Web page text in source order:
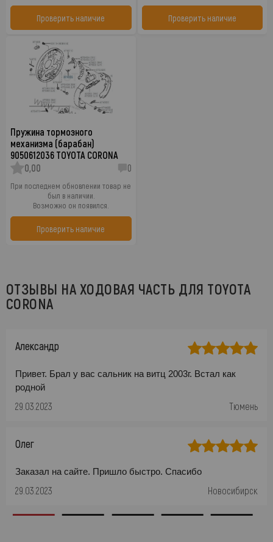
Проверить наличие Проверить наличие
Пружина тормозного
механизма (барабан)
9050612036 TOYOTA CORONA
0,00
0
При последнем обновлении товар не
был в наличии.
Возможно он появился.
Проверить наличие
ОТЗЫВЫ НА ХОДОВАЯ ЧАСТЬ ДЛЯ TOYOTA
CORONA
Александр
Привет. Брал у вас сальник на витц 2003г. Встал как
родной
29.03.2023 Тюмень
Олег
Заказал на сайте. Пришло быстро. Спасибо
29.03.2023 Новосибирск